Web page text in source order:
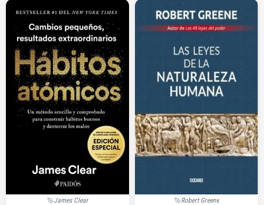
James Clear Robert Greene